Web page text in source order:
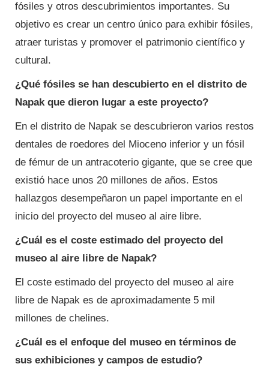
fósiles y otros descubrimientos importantes. Su
objetivo es crear un centro único para exhibir fósiles,
atraer turistas y promover el patrimonio científico y
cultural.
¿Qué fósiles se han descubierto en el distrito de
Napak que dieron lugar a este proyecto?
En el distrito de Napak se descubrieron varios restos
dentales de roedores del Mioceno inferior y un fósil
de fémur de un antracoterio gigante, que se cree que
existió hace unos 20 millones de años. Estos
hallazgos desempeñaron un papel importante en el
inicio del proyecto del museo al aire libre.
¿Cuál es el coste estimado del proyecto del
museo al aire libre de Napak?
El coste estimado del proyecto del museo al aire
libre de Napak es de aproximadamente 5 mil
millones de chelines.
¿Cuál es el enfoque del museo en términos de
sus exhibiciones y campos de estudio?